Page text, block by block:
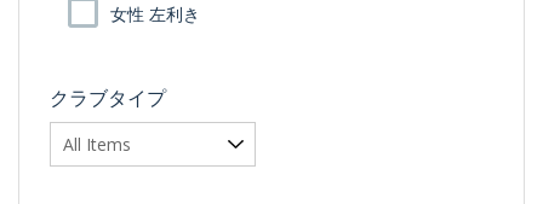
女性 左利き
クラブタイプ